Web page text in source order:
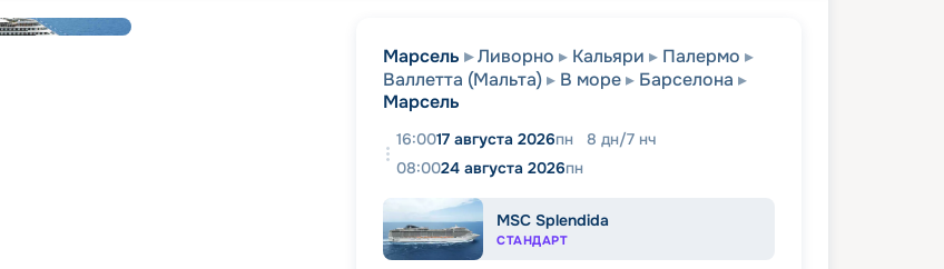
Марсель Ливорно Кальяри
Палермо
Валлетта (Мальта)
В море
Барселона
Марсель
16:0017 августа 2026пн 8 дн/7 нч
08:0024 августа 2026пн
MSC Splendida
СТАНДАРТ